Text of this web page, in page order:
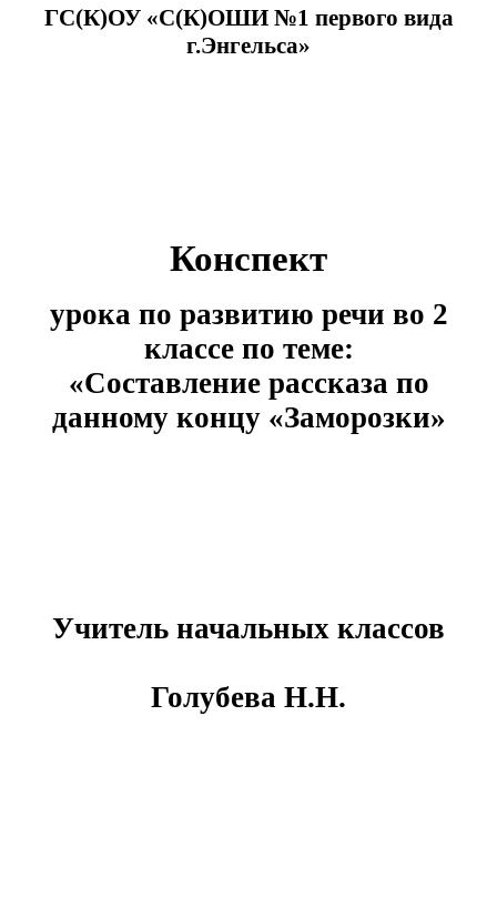
ГС(К)ОУ «С(К)ОШИ №1 первого вида
г.Энгельса»
Конспект
урока по развитию речи во 2
классе по теме:
«Составление рассказа по
данному концу «Заморозки»
Учитель начальных классов
Голубева Н.Н.